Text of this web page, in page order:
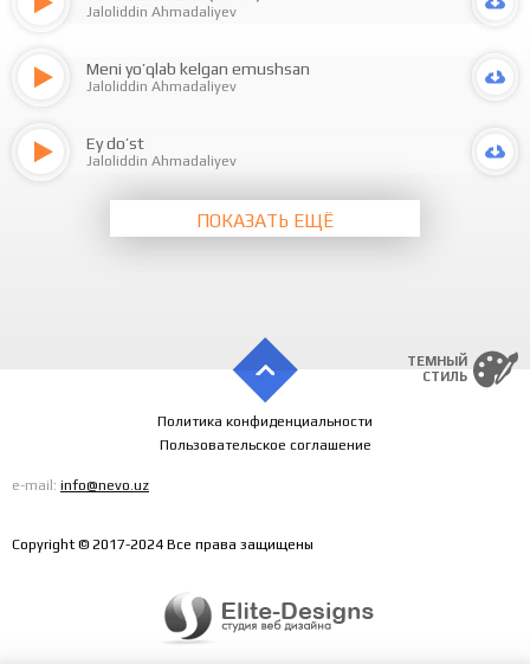
Jaloliddin Ahmadaliyev
Meni yo’qlab kelgan emushsan
Jaloliddin Ahmadaliyev
Ey do’st
Jaloliddin Ahmadaliyev
ПОКАЗАТЬ ЕЩЁ
ТЕМНЫЙ
СТИЛЬ
Политика конфиденциальности
Пользовательское соглашение
e-mail: info@nevo.uz
Copyright © 2017-2024 Все права защищены